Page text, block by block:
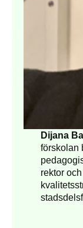
Dijana
förskolan
rektor